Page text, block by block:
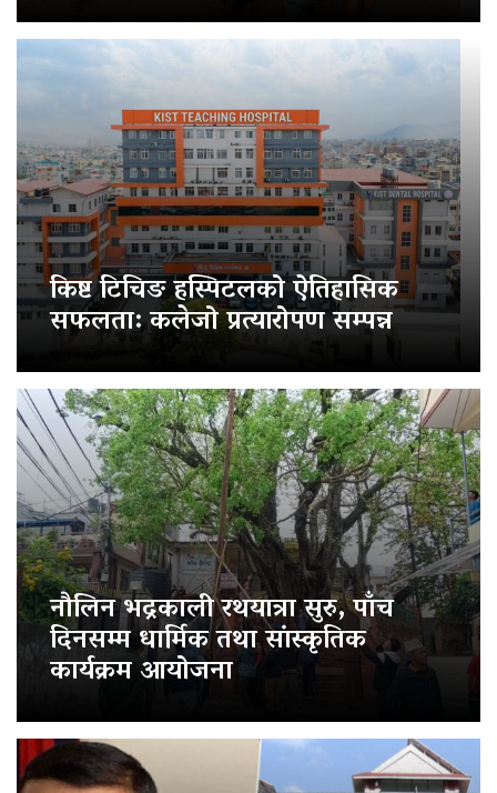
किष्ट टिचिङ हस्पिटलको ऐतिहासिक
सफलता: कलेजो प्रत्यारोपण सम्पन्न
नौलिन भद्रकाली रथयात्रा सुरु, पाँच
दिनसम्म धार्मिक तथा सांस्कृतिक
कार्यक्रम आयोजना